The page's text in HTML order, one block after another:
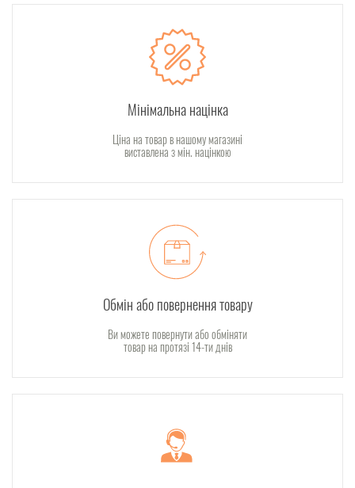
Мінімальна націнка
Ціна на товар в нашому магазині
виставлена з мін. націнкою
Обмін або повернення товару
Ви можете повернути або обміняти
товар на протязі 14-ти днів